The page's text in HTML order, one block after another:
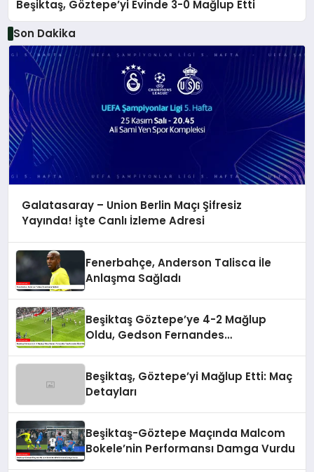
Beşiktaş, Göztepe’yi Evinde 3-0 Mağlup Etti
Son Dakika
Galatasaray – Union Berlin Maçı Şifresiz
Yayında! İşte Canlı İzleme Adresi
Fenerbahçe, Anderson Talisca İle
Anlaşma Sağladı
Beşiktaş Göztepe’ye 4-2 Mağlup
Oldu, Gedson Fernandes
Beşiktaş, Göztepe’yi Mağlup Etti: Maç
Detayları
Beşiktaş-Göztepe Maçında Malcom
Bokele’nin Performansı Damga Vurdu